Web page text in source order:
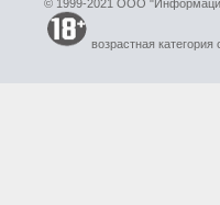
© 1999-2021 ООО
возрастная категория